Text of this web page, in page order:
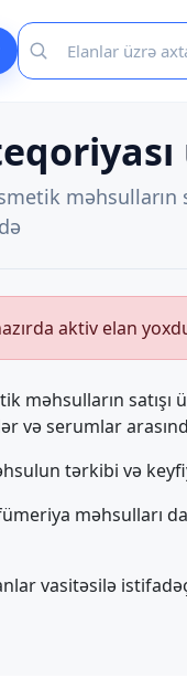
məhsulların
aktiv elan
məhsulların
və serumlar
tərkibi və
vasitəsilə